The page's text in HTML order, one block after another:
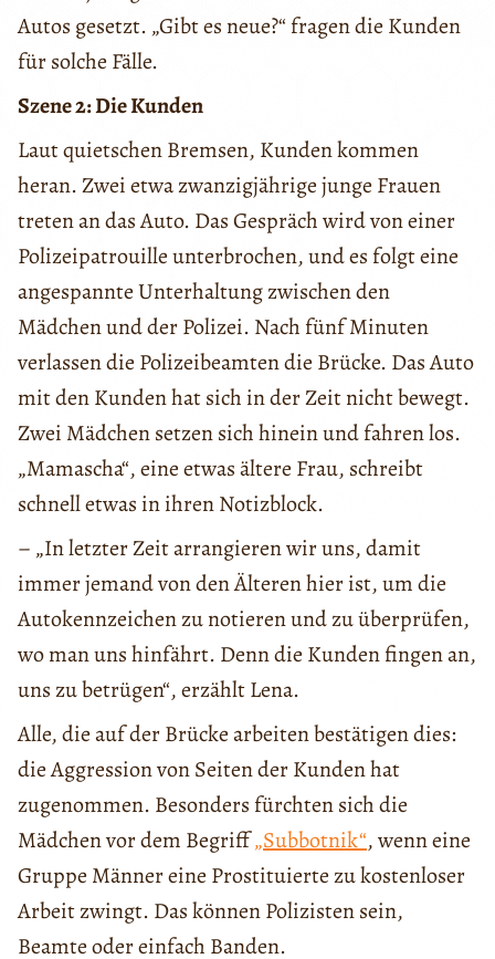
Autos gesetzt. „Gibt es neue?“ fragen die Kunden
für solche Fälle.
Szene 2: Die Kunden
Laut quietschen Bremsen, Kunden kommen
heran. Zwei etwa zwanzigjährige junge Frauen
treten an das Auto. Das Gespräch wird von einer
Polizeipatrouille unterbrochen, und es folgt eine
angespannte Unterhaltung zwischen den
Mädchen und der Polizei. Nach fünf Minuten
verlassen die Polizeibeamten die Brücke. Das Auto
mit den Kunden hat sich in der Zeit nicht bewegt.
Zwei Mädchen setzen sich hinein und fahren los.
„Mamascha“, eine etwas ältere Frau, schreibt
schnell etwas in ihren Notizblock.
– „In letzter Zeit arrangieren wir uns, damit
immer jemand von den Älteren hier ist, um die
Autokennzeichen zu notieren und zu überprüfen,
wo man uns hinfährt. Denn die Kunden fingen an,
uns zu betrügen“, erzählt Lena.
Alle, die auf der Brücke arbeiten bestätigen dies:
die Aggression von Seiten der Kunden hat
zugenommen. Besonders fürchten sich die
Mädchen vor dem Begriff„Subbotnik“, wenn eine
Gruppe Männer eine Prostituierte zu kostenloser
Arbeit zwingt. Das können Polizisten sein,
Beamte oder einfach Banden.